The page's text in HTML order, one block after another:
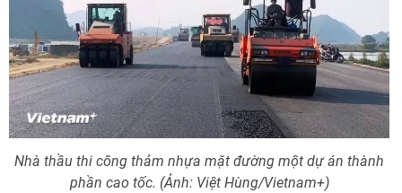
Nhà thầu thi công thảm nhựa mặt đường một dự án thành
phần cao tốc. (Ảnh: Việt Hùng/Vietnam+)